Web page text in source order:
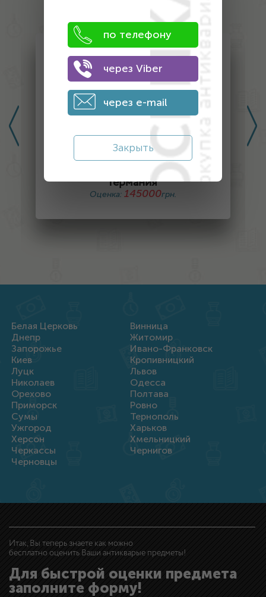
Золотая монета 5 Марок
Германия
Оценка: 145000грн.
Белая Церковь
Винница
Днепр
Житомир
Запорожье
Ивано-Франковск
Киев
Кропивницкий
Луцк
Львов
Николаев
Одесса
Орехово
Полтава
Приморск
Ровно
Сумы
Тернополь
Ужгород
Харьков
Херсон
Хмельницкий
Черкассы
Чернигов
Черновцы
Итак, Вы теперь знаете как можно
бесплатно оценить Ваши антикварые предметы!
Для быстрой оценки предмета
заполните форму!
по телефону
через Viber
через e-mail
Закрыть